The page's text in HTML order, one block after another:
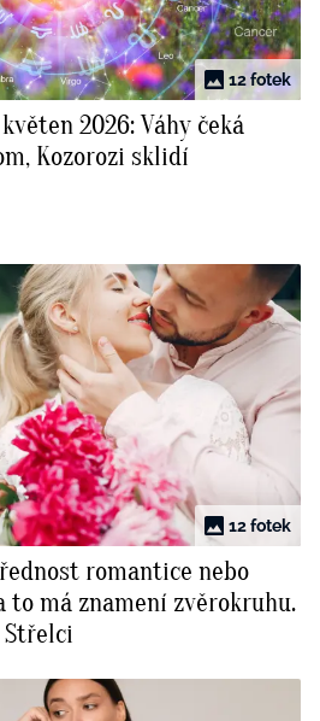
12 fotek
2026: Váhy čeká
Kozorozi sklidí
12 fotek
romantice nebo
má znamení zvěrokruhu.